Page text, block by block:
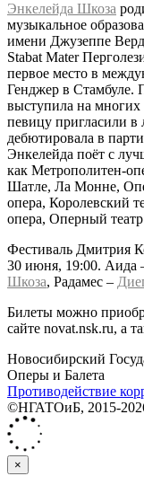
Энкелейда Шкоза
музыкальное
имени Джузеппе
Stabat Mater
первое место в
Генджер в Стамбуле.
выступила на многих
певицу пригласили в
дебютировала в
Энкелейда поёт с
как Метрополитен-
Шатле, Ла Монне,
опера, Королевский
опера, Оперный
Фестиваль Дмитрия
30 июня, 19:00. Аида
Шкоза, Радамес –
Билеты можно
сайте novat.nsk.ru, а
Новосибирский
Оперы и Балета
Противодействие
©НГАТОиБ, 2015-
×